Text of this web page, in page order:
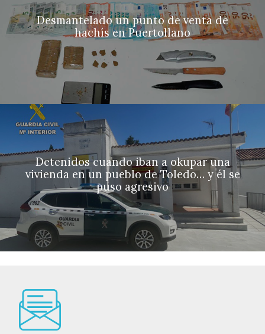
Desmantelado un punto de venta de
hachís en Puertollano
Detenidos cuando iban a okupar una
vivienda en un pueblo de Toledo… y él se
puso agresivo